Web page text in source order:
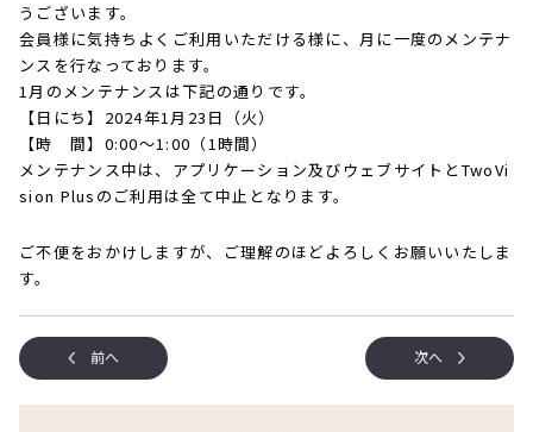
うございます。
会員様に気持ちよくご利用いただける様に、月に一度のメンテナ
ンスを行なっております。
1月のメンテナンスは下記の通りです。
【日にち】2024年1月23日（火）
【時 間】0:00〜1:00（1時間）
メンテナンス中は、アプリケーション及びウェブサイトとTwoVi
sion Plusのご利用は全て中止となります。
ご不便をおかけしますが、ご理解のほどよろしくお願いいたしま
す。
前へ 次へ